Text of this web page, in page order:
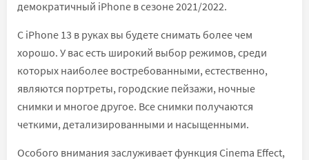
демократичный iPhone в сезоне 2021/2022.
С iPhone 13 в руках вы будете снимать более чем
хорошо. У вас есть широкий выбор режимов, среди
которых наиболее востребованными, естественно,
являются портреты, городские пейзажи, ночные
снимки и многое другое. Все снимки получаются
четкими, детализированными и насыщенными.
Особого внимания заслуживает функция Cinema Effect,